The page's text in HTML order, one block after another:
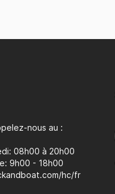
nous au :
08h00 à 20h00
9h00 - 18h00
hc/fr